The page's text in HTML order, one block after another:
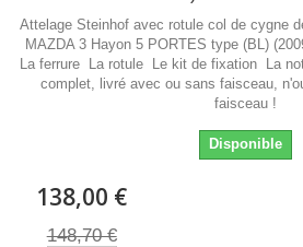
Attelage Steinhof avec rotule col de cygne
MAZDA 3 Hayon 5 PORTES type (BL)
La ferrure La rotule Le kit de fixation La
complet, livré avec ou sans faisceau,
faisceau !
Disponible
138,00 €
148,70 €